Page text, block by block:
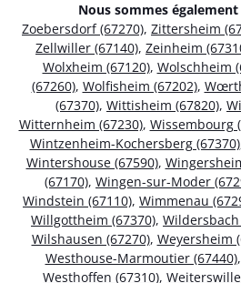
Nous sommes
Zoebersdorf (67270), Zittersheim
Zellwiller (67140), Zeinheim
Wolxheim (67120), Wolschheim
(67260), Wolfisheim (67202),
(67370), Wittisheim (67820),
Witternheim (67230), Wissembourg
Wintzenheim-Kochersberg (67370)
Wintershouse (67590),
(67170), Wingen-sur-Moder
Windstein (67110), Wimmenau
Willgottheim (67370), Wildersbach
Wilshausen (67270), Weyersheim
Westhouse-Marmoutier (67440),
Westhoffen (67310),